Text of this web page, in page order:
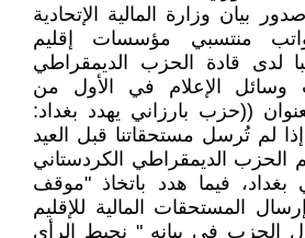
بيان وزارة المالية الإتحادية
منتسبي مؤسسات إقليم
لدى قادة الحزب الديمقراطي
وسائل الإعلام في الأول من
خبراً بعنوان ((حزب بارزاني يهدد بغداد:
لم تُرسل مستحقاتنا قبل العيد
الديمقراطي الكردستاني
بغداد، فيما هدد باتخاذ "موقف
المستحقات المالية للإقليم
الحزب في بيانه " نحيط الرأي